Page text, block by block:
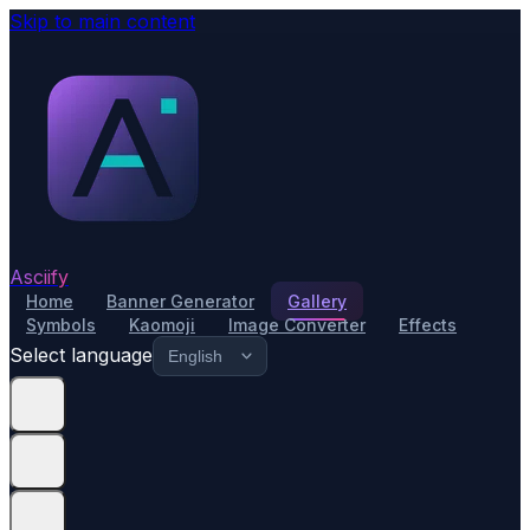
Skip to main content
Asciify
Home Banner Generator
Gallery
Symbols
Kaomoji Image Converter Effects
Select language